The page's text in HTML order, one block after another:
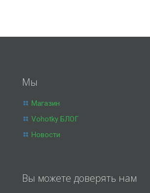
Мы
Магазин
Vohotky БЛОГ
Новости
Вы можете доверять нам